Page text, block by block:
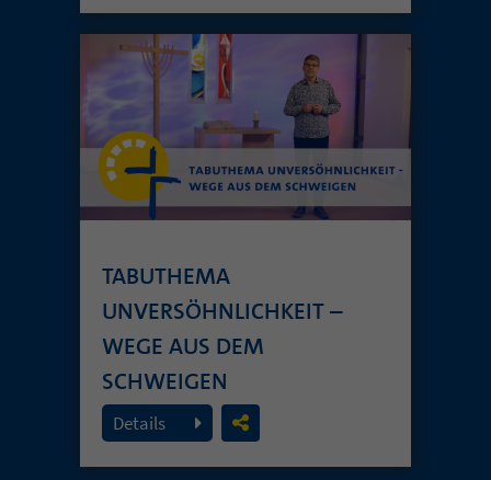
TABUTHEMA
UNVERSÖHNLICHKEIT –
WEGE AUS DEM
SCHWEIGEN
19. Juli 2026
Details